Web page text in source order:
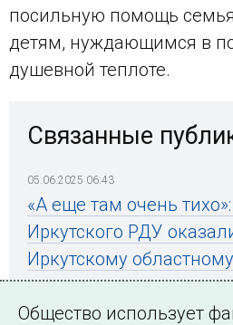
посильную помощь
детям, нуждающимся в
душевной теплоте.
Связанные
05.06.2025 06:43
«А еще там очень
Иркутского РДУ
Иркутскому
хоспису
Общество использует